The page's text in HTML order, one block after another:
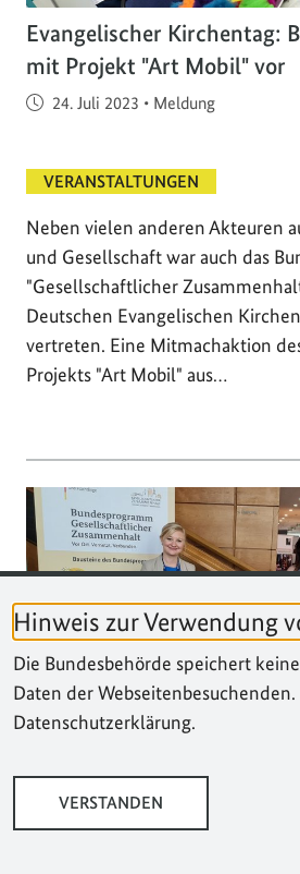
Hinweis zur Verwendung
Die Bundesbehörde speichert
Daten der
Datenschutzerklärung.
VERSTANDEN
Evangelischer Kirchentag:
mit Projekt "Art Mobil" vor
Veröffentlicht am
24. Juli 2023 • Meldung
VERANSTALTUNGEN
Neben vielen anderen Akteuren
und Gesellschaft war auch das
"Gesellschaftlicher
Deutschen Evangelischen
vertreten. Eine Mitmachaktion
Projekts "Art Mobil" aus…
präsentierte sich am 28.
Präventionstag in Mannheim